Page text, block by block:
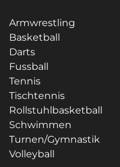
Armwrestling
Basketball
Darts
Fussball
Tennis
Tischtennis
Rollstuhlbasketball
Schwimmen
Turnen/Gymnastik
Volleyball